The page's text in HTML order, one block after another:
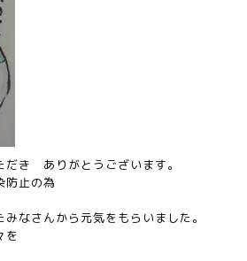
き ありがとうございます。
防止の為
なさんから元気をもらいました。
を